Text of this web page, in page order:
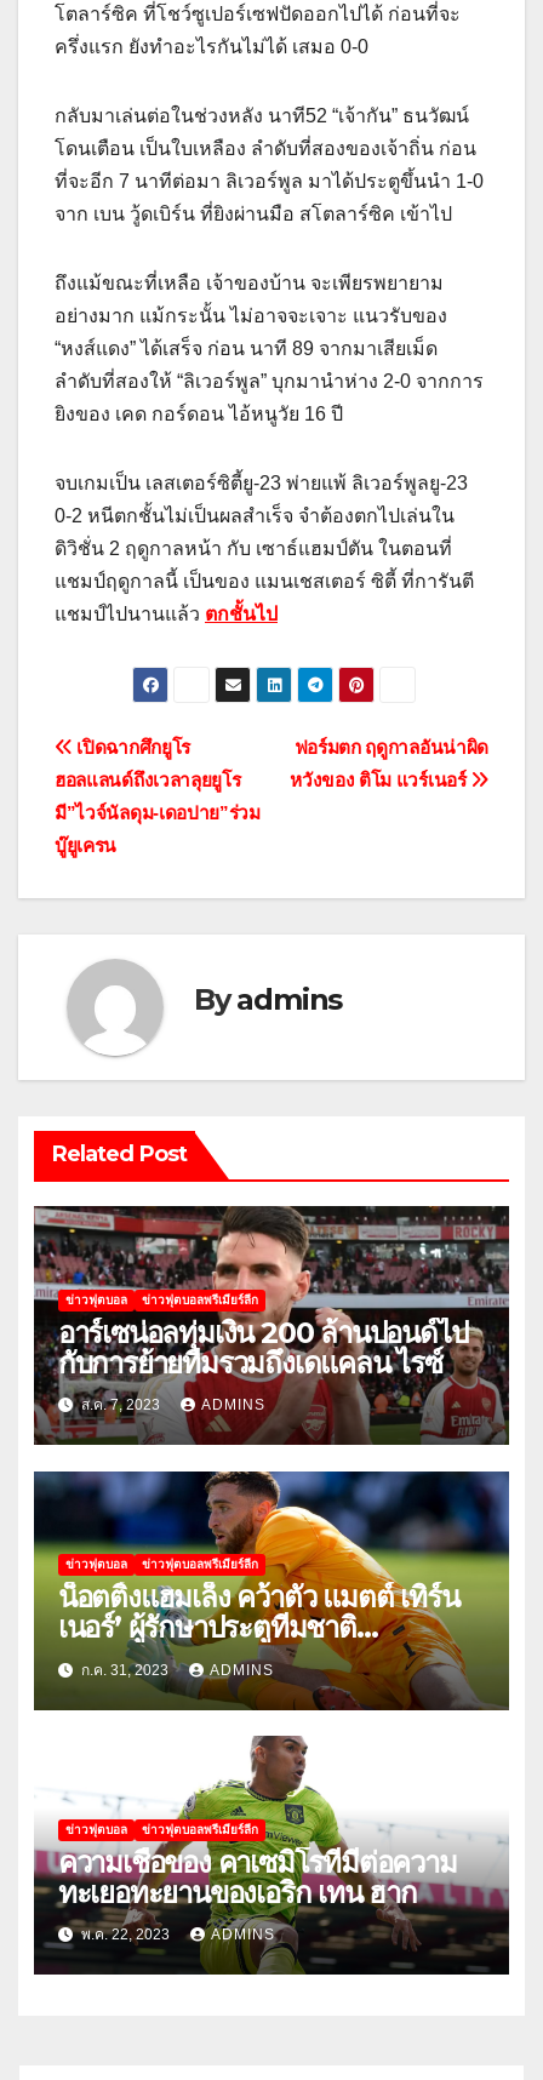
โตลาร์ซิค ที่โชว์ซูเปอร์เซฟปัดออกไปได้ ก่อนที่จะ
ครึ่งแรก ยังทำอะไรกันไม่ได้ เสมอ 0-0
กลับมาเล่นต่อในช่วงหลัง นาที52 “เจ้ากัน” ธนวัฒน์
โดนเตือน เป็นใบเหลือง ลำดับที่สองของเจ้าถิ่น ก่อน
ที่จะอีก 7 นาทีต่อมา ลิเวอร์พูล มาได้ประตูขึ้นนำ 1-0
จาก เบน วู้ดเบิร์น ที่ยิงผ่านมือ สโตลาร์ซิค เข้าไป
ถึงแม้ขณะที่เหลือ เจ้าของบ้าน จะเพียรพยายาม
อย่างมาก แม้กระนั้น ไม่อาจจะเจาะ แนวรับของ
“หงส์แดง” ได้เสร็จ ก่อน นาที 89 จากมาเสียเม็ด
ลำดับที่สองให้ “ลิเวอร์พูล” บุกมานำห่าง 2-0 จากการ
ยิงของ เคด กอร์ดอน ไอ้หนูวัย 16 ปี
จบเกมเป็น เลสเตอร์ซิตี้ยู-23 พ่ายแพ้ ลิเวอร์พูลยู-23
0-2 หนีตกชั้นไม่เป็นผลสำเร็จ จำต้องตกไปเล่นใน
ดิวิชั่น 2 ฤดูกาลหน้า กับ เซาธ์แฮมป์ตัน ในตอนที่
แชมป์ฤดูกาลนี้ เป็นของ แมนเชสเตอร์ ซิตี้ ที่การันตี
แชมป์ไปนานแล้ว ตกชั้นไป
แนะแนว
เรื่อง
ฟอร์มตก ฤดูกาลอันน่าผิด
หวังของ ติโม แวร์เนอร์
เปิดฉากศึกยูโร
ฮอลแลนด์ถึงเวลาลุยยูโร
มี”ไวจ์นัลดุม-เดอปาย”ร่วม
บู๊ยูเครน
Byadmins
Related Post
ข่าวฟุตบอล ข่าวฟุตบอลพรีเมียร์ลีก
อาร์เซน่อลทุ่มเงิน 200 ล้านปอนด์ไป
กับการย้ายทีมรวมถึงเดแคลน ไรซ์
ส.ค. 7, 2023 ADMINS
ข่าวฟุตบอล ข่าวฟุตบอลพรีเมียร์ลีก
น็อตติ้งแฮมเล็ง คว้าตัว แมตต์ เทิร์น
เนอร์’ ผู้รักษาประตูทีมชาติ
สหรัฐอเมริกา
ก.ค. 31, 2023 ADMINS
ข่าวฟุตบอล ข่าวฟุตบอลพรีเมียร์ลีก
ความเชื่อของ คาเซมิโรที่มีต่อความ
ทะเยอทะยานของเอริก เทน ฮาก
พ.ค. 22, 2023 ADMINS